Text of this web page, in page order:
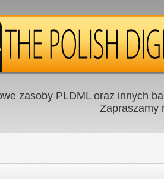
zasoby PLDML oraz innych
Zapraszamy